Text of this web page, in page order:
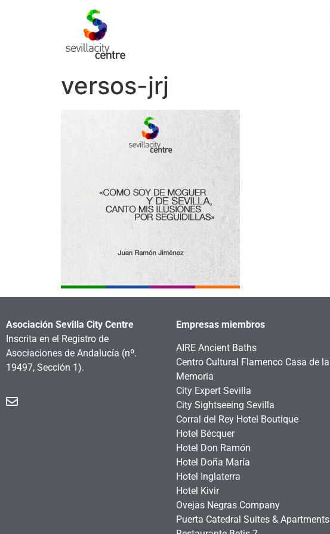
versos-jrj
Asociación Sevilla City Centre
Inscrita en el Registro de
Asociaciones de Andalucía (nº.
19497, Sección 1).
Empresas miembros
AIRE Ancient Baths
Centro Cultural Flamenco Casa de la
Memoria
City Expert Sevilla
City Sightseeing Sevilla
Corral del Rey Hotel Boutique
Hotel Bécquer
Hotel Don Ramón
Hotel Doña María
Hotel Inglaterra
Hotel Kivir
Ovejas Negras Company
Puerta Catedral Suites & Apartments